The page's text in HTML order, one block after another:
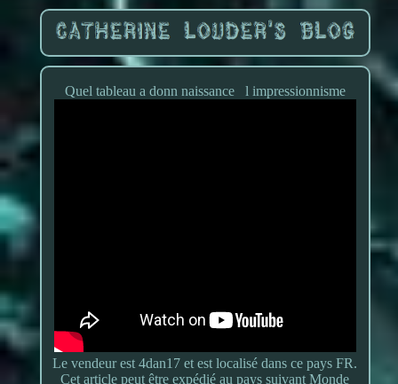
Quel tableau a donn naissance l impressionnisme
Le vendeur est 4dan17 et est localisé dans ce pays FR.
Cet article peut être expédié au pays suivant Monde